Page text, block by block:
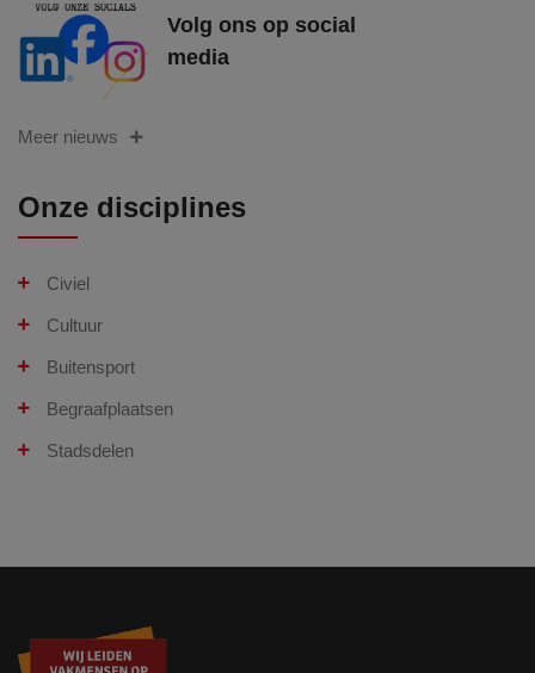
Volg ons op social
media
Meer nieuws
Onze disciplines
Civiel
Cultuur
Buitensport
Begraafplaatsen
Stadsdelen